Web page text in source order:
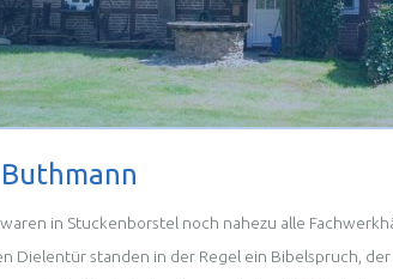
in Stuckenborstel noch nahezu alle
Dielentür standen in der Regel ein Bibelspruch, der